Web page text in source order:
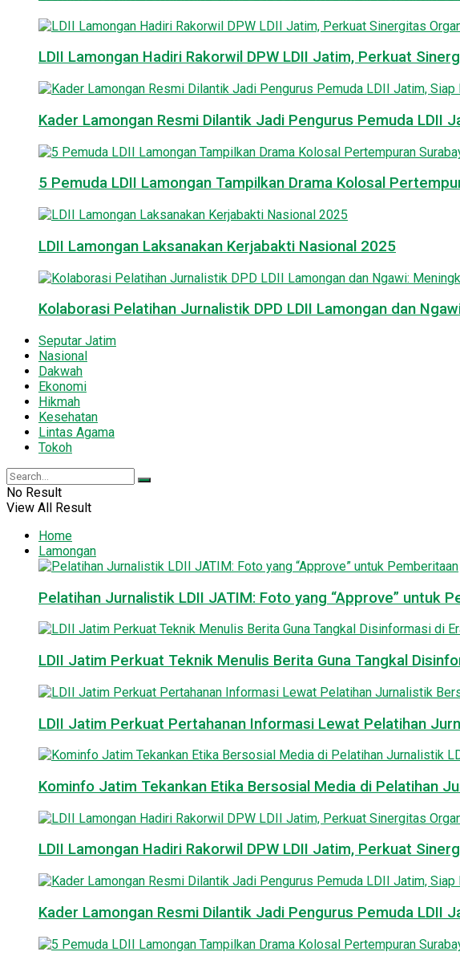
LDII Lamongan Hadiri Rakorwil DPW LDII Jatim, Perkuat
Kader Lamongan Resmi Dilantik Jadi Pengurus Pemuda LDII
5 Pemuda LDII Lamongan Tampilkan Drama Kolosal
LDII Lamongan Laksanakan Kerjabakti Nasional 2025
Kolaborasi Pelatihan Jurnalistik DPD LDII Lamongan dan
Seputar Jatim
Nasional
Dakwah
Ekonomi
Hikmah
Kesehatan
Lintas Agama
Tokoh
No Result
View All Result
Home
Lamongan
Pelatihan Jurnalistik LDII JATIM: Foto yang “Approve” untuk
LDII Jatim Perkuat Teknik Menulis Berita Guna Tangkal
LDII Jatim Perkuat Pertahanan Informasi Lewat Pelatihan
Kominfo Jatim Tekankan Etika Bersosial Media di Pelatihan
LDII Lamongan Hadiri Rakorwil DPW LDII Jatim, Perkuat
Kader Lamongan Resmi Dilantik Jadi Pengurus Pemuda LDII